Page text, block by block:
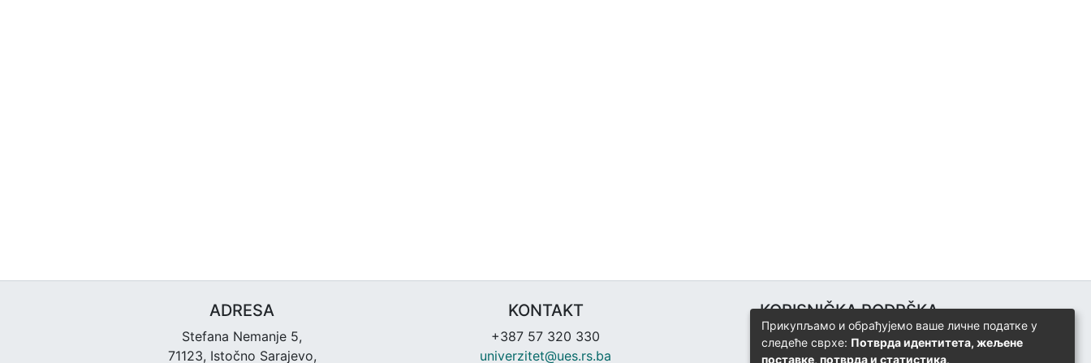
ADRESA
Stefana Nemanje 5,
71123, Istočno Sarajevo,
KONTAKT
+387 57 320 330
univerzitet@ues.rs.ba
KORISNIČKA PODRŠKA
Univerzitetski računarski centar
+387 57 320 140
Прикупљамо и обрађујемо ваше личне податке у
следеће сврхе: Потврда идентитета, жељене
поставке, потврда и статистика.